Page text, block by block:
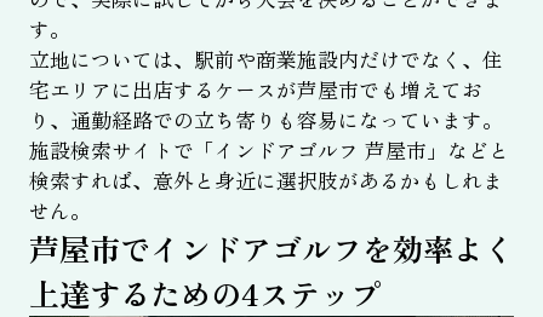
す。
立地については、駅前や商業施設内だけでなく、住
宅エリアに出店するケースが芦屋市でも増えてお
り、通勤経路での立ち寄りも容易になっています。
施設検索サイトで「インドアゴルフ 芦屋市」などと
検索すれば、意外と身近に選択肢があるかもしれま
せん。
芦屋市でインドアゴルフを効率よく
上達するための4ステップ